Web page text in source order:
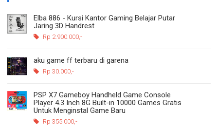
Elba 886 - Kursi Kantor Gaming Belajar Putar
Jaring 3D Handrest
Rp 2.900.000,-
aku game ff terbaru di garena
Rp 30.000,-
PSP X7 Gameboy Handheld Game Console
Player 4.3 Inch 8G Built-in 10000 Games Gratis
Untuk Menginstal Game Baru
Rp 355.000,-